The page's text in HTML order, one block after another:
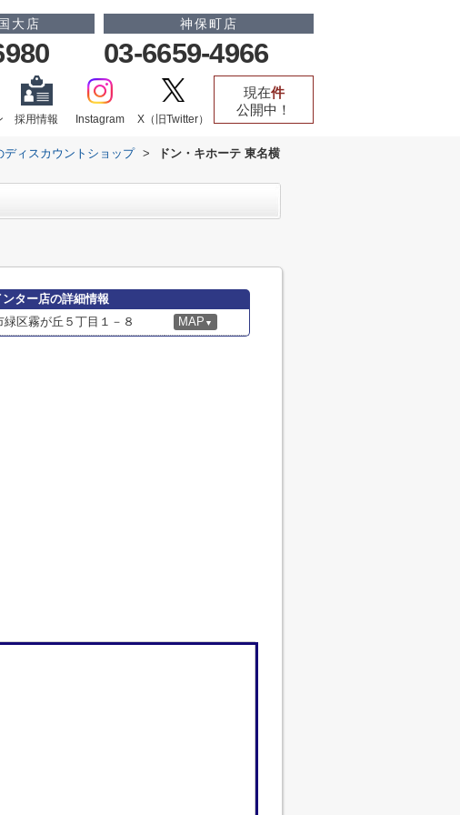
大店 神保町店
03-6659-4966
採用情報 Instagram X（旧Twitter）
現在件
公開中！
ディスカウントショップ >
ドン・キホーテ 東名横
ター店の詳細情報
区霧が丘５丁目１－８ MAP ▼